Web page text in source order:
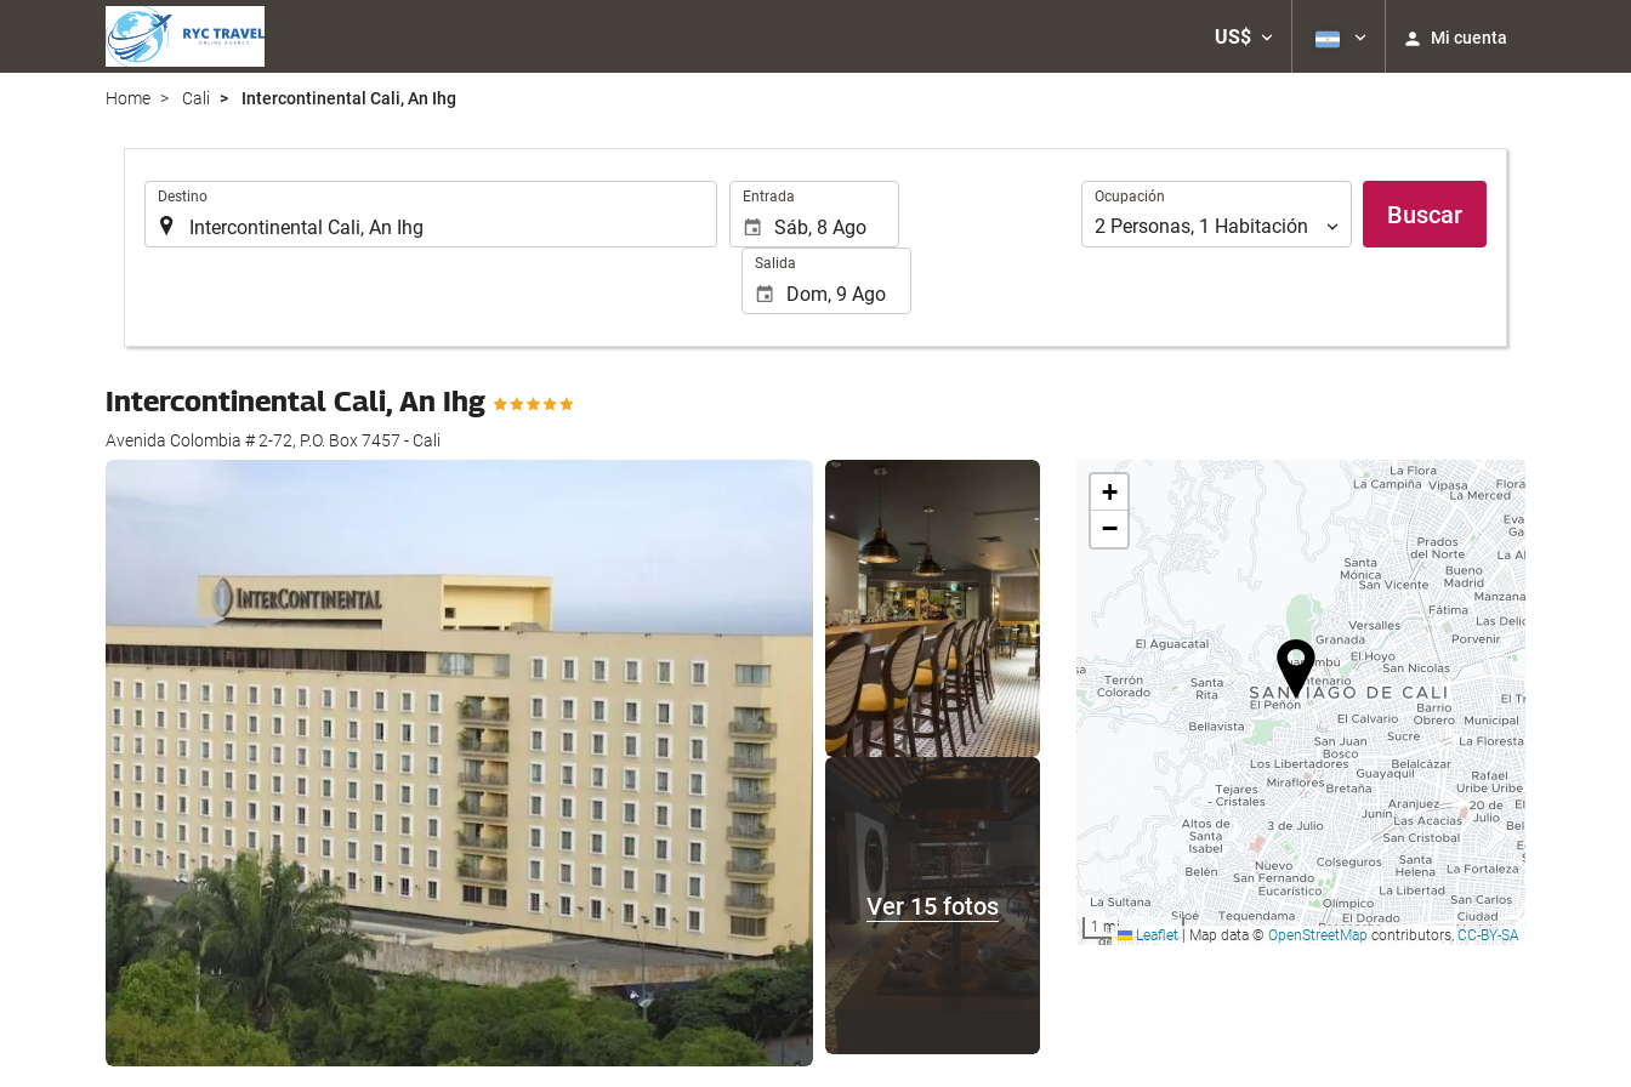
US$ Mi cuenta
Home Cali Intercontinental Cali, An Ihg
Destino Entrada
Salida
Ocupación
Ocupación
2 Personas, 1 Habitación Buscar
Intercontinental Cali, An Ihg
Avenida Colombia # 2-72, P.O. Box 7457 - Cali
Ver 15 fotos
Ver 15 fotos
+
−
1 mi Leaflet Map data © OpenStreetMap contributors, CC-BY-SA